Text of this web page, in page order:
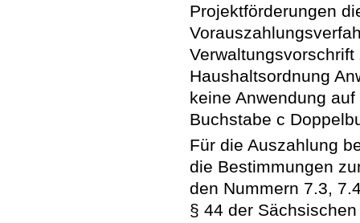
Projektförderungen
Haushaltsordnung
keine Anwendung
Buchstabe c
Für die Auszahlung
die Bestimmungen
den Nummern 7.3,
§ 44 der